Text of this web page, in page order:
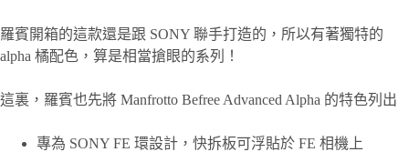
羅賓開箱的這款還是跟 SONY 聯手打造的，所以有著獨特的
alpha 橘配色，算是相當搶眼的系列！
這裏，羅賓也先將 Manfrotto Befree Advanced Alpha 的特色列出
專為 SONY FE 環設計，快拆板可浮貼於 FE 相機上